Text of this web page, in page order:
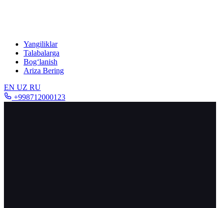
Yangiliklar
Talabalarga
Bog‘lanish
Ariza Bering
EN UZ RU
+998712000123